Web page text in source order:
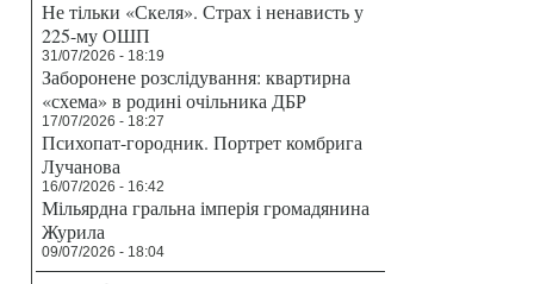
Не тільки «Скеля». Страх і ненависть у
225-му ОШП
31/07/2026 - 18:19
Заборонене розслідування: квартирна
«схема» в родині очільника ДБР
17/07/2026 - 18:27
Психопат-городник. Портрет комбрига
Лучанова
16/07/2026 - 16:42
Мільярдна гральна імперія громадянина
Журила
09/07/2026 - 18:04